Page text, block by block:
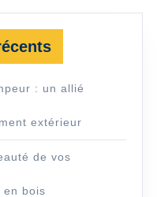
: un allié
extérieur
de vos
en bois